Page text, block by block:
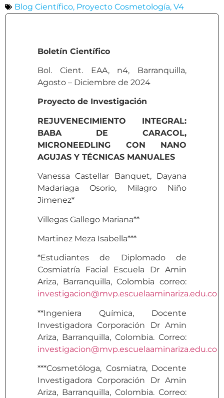
Blog Científico, Proyecto Cosmetología, V4
Boletín Científico
Bol. Cient. EAA, n4, Barranquilla,
Agosto – Diciembre de 2024
Proyecto de Investigación
REJUVENECIMIENTO INTEGRAL:
BABA DE CARACOL,
MICRONEEDLING CON NANO
AGUJAS Y TÉCNICAS MANUALES
Vanessa Castellar Banquet, Dayana
Madariaga Osorio, Milagro Niño
Jimenez*
Villegas Gallego Mariana**
Martinez Meza Isabella***
*Estudiantes de Diplomado de
Cosmiatría Facial Escuela Dr Amin
Ariza, Barranquilla, Colombia correo:
investigacion@mvp.escuelaaminariza.edu.co
**Ingeniera Química, Docente
Investigadora Corporación Dr Amin
Ariza, Barranquilla, Colombia. Correo:
investigacion@mvp.escuelaaminariza.edu.co
***Cosmetóloga, Cosmiatra, Docente
Investigadora Corporación Dr Amin
Ariza, Barranquilla, Colombia. Correo: